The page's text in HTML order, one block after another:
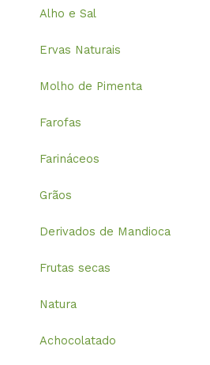
Alho e Sal
Ervas Naturais
Molho de Pimenta
Farofas
Farináceos
Grãos
Derivados de Mandioca
Frutas secas
Natura
Achocolatado